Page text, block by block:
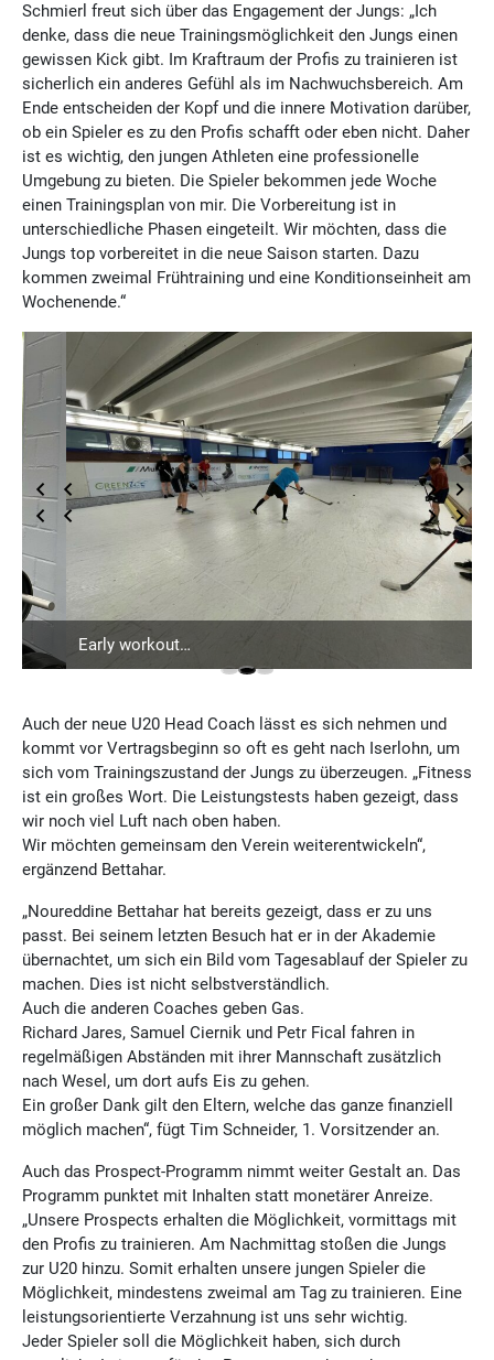
Schmierl freut sich über das Engagement der Jungs: „Ich
denke, dass die neue Trainingsmöglichkeit den Jungs einen
gewissen Kick gibt. Im Kraftraum der Profis zu trainieren ist
sicherlich ein anderes Gefühl als im Nachwuchsbereich. Am
Ende entscheiden der Kopf und die innere Motivation darüber,
ob ein Spieler es zu den Profis schafft oder eben nicht. Daher
ist es wichtig, den jungen Athleten eine professionelle
Umgebung zu bieten. Die Spieler bekommen jede Woche
einen Trainingsplan von mir. Die Vorbereitung ist in
unterschiedliche Phasen eingeteilt. Wir möchten, dass die
Jungs top vorbereitet in die neue Saison starten. Dazu
kommen zweimal Frühtraining und eine Konditionseinheit am
Wochenende.“
Early workout…
Auch der neue U20 Head Coach lässt es sich nehmen und
kommt vor Vertragsbeginn so oft es geht nach Iserlohn, um
sich vom Trainingszustand der Jungs zu überzeugen. „Fitness
ist ein großes Wort. Die Leistungstests haben gezeigt, dass
wir noch viel Luft nach oben haben.
Wir möchten gemeinsam den Verein weiterentwickeln“,
ergänzend Bettahar.
„Noureddine Bettahar hat bereits gezeigt, dass er zu uns
passt. Bei seinem letzten Besuch hat er in der Akademie
übernachtet, um sich ein Bild vom Tagesablauf der Spieler zu
machen. Dies ist nicht selbstverständlich.
Auch die anderen Coaches geben Gas.
Richard Jares, Samuel Ciernik und Petr Fical fahren in
regelmäßigen Abständen mit ihrer Mannschaft zusätzlich
nach Wesel, um dort aufs Eis zu gehen.
Ein großer Dank gilt den Eltern, welche das ganze finanziell
möglich machen“, fügt Tim Schneider, 1. Vorsitzender an.
Auch das Prospect-Programm nimmt weiter Gestalt an. Das
Programm punktet mit Inhalten statt monetärer Anreize.
„Unsere Prospects erhalten die Möglichkeit, vormittags mit
den Profis zu trainieren. Am Nachmittag stoßen die Jungs
zur U20 hinzu. Somit erhalten unsere jungen Spieler die
Möglichkeit, mindestens zweimal am Tag zu trainieren. Eine
leistungsorientierte Verzahnung ist uns sehr wichtig.
Jeder Spieler soll die Möglichkeit haben, sich durch